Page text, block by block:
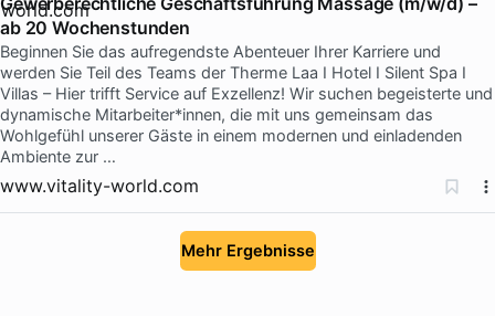
ab 20 Wochenstunden
Beginnen Sie das aufregendste Abenteuer Ihrer Karriere und
werden Sie Teil des Teams der Therme Laa I Hotel I Silent Spa I
Villas – Hier trifft Service auf Exzellenz! Wir suchen begeisterte und
dynamische Mitarbeiter*innen, die mit uns gemeinsam das
Wohlgefühl unserer Gäste in einem modernen und einladenden
Ambiente zur …
www.vitality-world.com
Mehr Ergebnisse